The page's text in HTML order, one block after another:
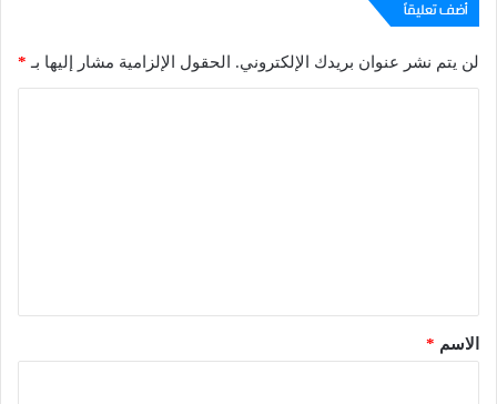
أضف تعليقاً
لن يتم نشر عنوان بريدك الإلكتروني. الحقول الإلزامية مشار إليها بـ *
*الاسم *